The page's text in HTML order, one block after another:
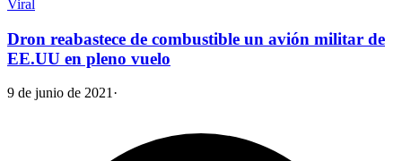
Viral
Dron reabastece de combustible un avión militar de
EE.UU en pleno vuelo
9 de junio de 2021·